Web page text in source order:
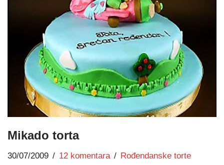
Mikado torta
30/07/2009 12 komentara Rođendanske torte